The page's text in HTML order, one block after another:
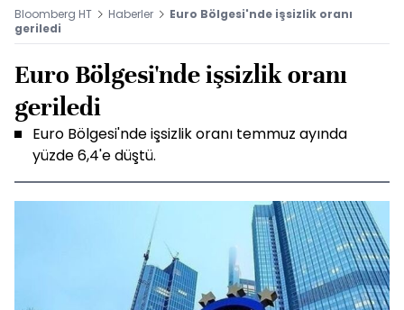
Bloomberg HT Haberler
Euro Bölgesi'nde işsizlik oranı
geriledi
Euro Bölgesi'nde işsizlik oranı
geriledi
Euro Bölgesi'nde işsizlik oranı temmuz ayında
yüzde 6,4'e düştü.